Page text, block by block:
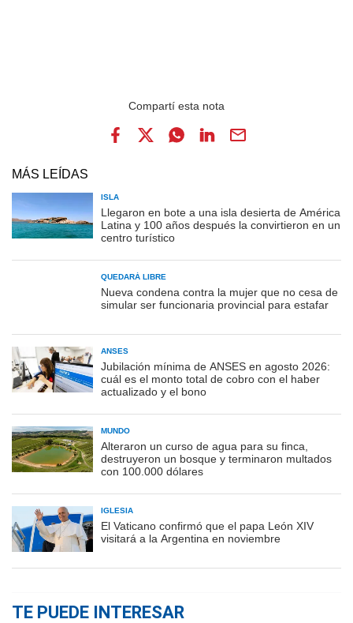
MÁS LEÍDAS
ISLA
Llegaron en bote a una isla desierta de América
Latina y 100 años después la convirtieron en un
centro turístico
QUEDARÁ LIBRE
Nueva condena contra la mujer que no cesa de
simular ser funcionaria provincial para estafar
ANSES
Jubilación mínima de ANSES en agosto 2026:
cuál es el monto total de cobro con el haber
actualizado y el bono
MUNDO
Alteraron un curso de agua para su finca,
destruyeron un bosque y terminaron multados
con 100.000 dólares
IGLESIA
El Vaticano confirmó que el papa León XIV
visitará a la Argentina en noviembre
TE PUEDE INTERESAR